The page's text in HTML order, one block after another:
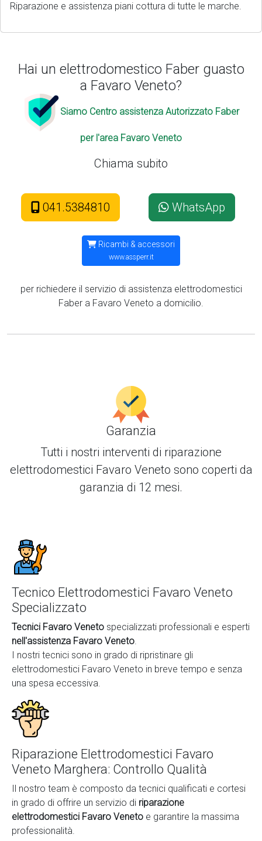
Riparazione e assistenza piani cottura di tutte le marche.
Hai un elettrodomestico Faber guasto
a Favaro Veneto?
Siamo Centro assistenza Autorizzato Faber
per l'area Favaro Veneto
Chiama subito
041.5384810 WhatsApp
Ricambi & accessori
www.assperr.it
per richiedere il servizio di assistenza elettrodomestici
Faber a Favaro Veneto a domicilio.
Garanzia
Tutti i nostri interventi di riparazione
elettrodomestici Favaro Veneto sono coperti da
garanzia di 12 mesi.
Tecnico Elettrodomestici Favaro Veneto
Specializzato
Tecnici Favaro Veneto specializzati professionali e esperti
nell'assistenza Favaro Veneto.
I nostri tecnici sono in grado di ripristinare gli
elettrodomestici Favaro Veneto in breve tempo e senza
una spesa eccessiva.
Riparazione Elettrodomestici Favaro
Veneto Marghera: Controllo Qualità
Il nostro team è composto da tecnici qualificati e cortesi
in grado di offrire un servizio di riparazione
elettrodomestici Favaro Veneto e garantire la massima
professionalità.